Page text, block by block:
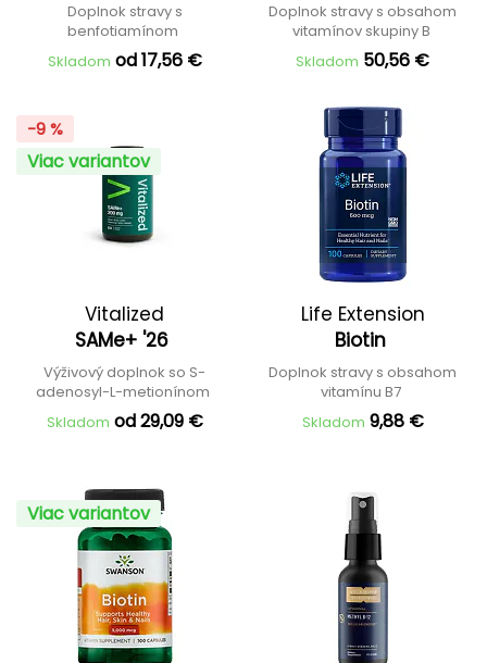
Doplnok stravy s
benfotiamínom
Skladom od 17,56 €
Doplnok stravy s obsahom
vitamínov skupiny B
Skladom 50,56 €
-9 %
Viac variantov
Vitalized
SAMe+ '26
Výživový doplnok so S-
adenosyl-L-metionínom
Skladom od 29,09 €
Life Extension
Biotin
Doplnok stravy s obsahom
vitamínu B7
Skladom 9,88 €
Viac variantov